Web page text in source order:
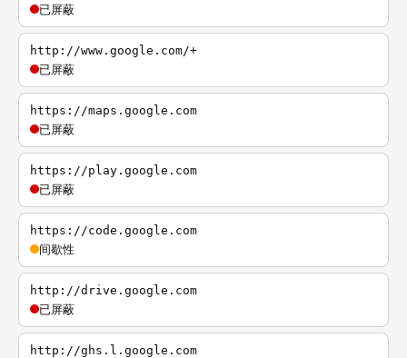
已屏蔽
http://www.google.com/+
已屏蔽
https://maps.google.com
已屏蔽
https://play.google.com
已屏蔽
https://code.google.com
间歇性
http://drive.google.com
已屏蔽
http://ghs.l.google.com